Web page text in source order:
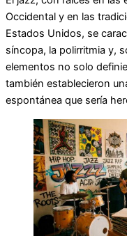
Occidental y en las
Estados Unidos, se
síncopa, la polirritmia y,
elementos no solo
también establecieron
espontánea que sería